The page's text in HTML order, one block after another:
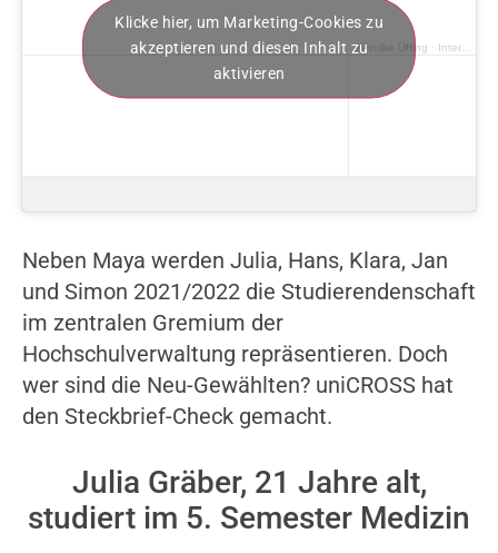
Henrike Üffing · Interview mit Senatsmitglied Maya Rollberg
Klicke hier, um Marketing-Cookies zu
akzeptieren und diesen Inhalt zu
aktivieren
Neben Maya werden Julia, Hans, Klara, Jan
und Simon 2021/2022 die Studierendenschaft
im zentralen Gremium der
Hochschulverwaltung repräsentieren. Doch
wer sind die Neu-Gewählten? uniCROSS hat
den Steckbrief-Check gemacht.
Julia Gräber, 21 Jahre alt,
studiert im 5. Semester Medizin